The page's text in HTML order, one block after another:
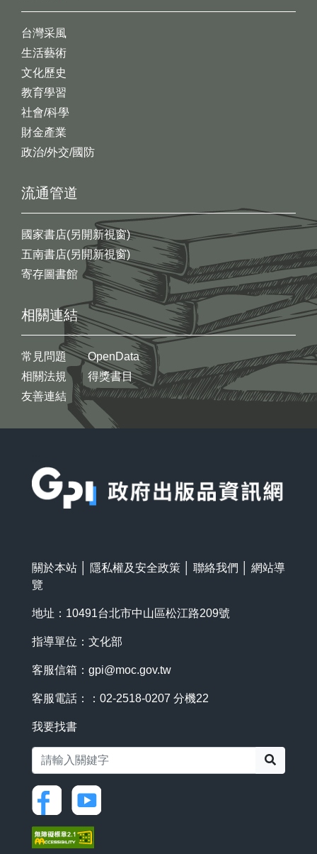
台灣采風
生活藝術
文化歷史
教育學習
社會/科學
財金產業
政治/外交/國防
流通管道
國家書店(另開新視窗)
五南書店(另開新視窗)
寄存圖書館
相關連結
常見問題
相關法規
友善連結
OpenData
得獎書目
關於本站 隱私權及安全政策 聯絡我們
網站導
覽
地址：10491台北市中山區松江路209號
指導單位：文化部
客服信箱： gpi@moc.gov.tw
客服電話：：02-2518-0207 分機22
我要找書